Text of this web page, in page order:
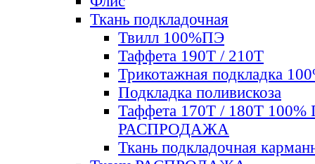
Ткань подкладочная
Твилл 100%ПЭ
Таффета 190Т / 210Т
Трикотажная подкладка
Подкладка поливискоза
Таффета 170Т / 180Т 100%
РАСПРОДАЖА
Ткань подкладочная